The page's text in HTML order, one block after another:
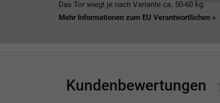
Das Tor wiegt je nach Variante ca. 50-60 kg.
Mehr Informationen zum EU Verantwortlichen »
Kundenbewertungen